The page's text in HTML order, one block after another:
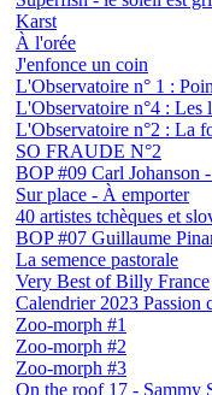
Karst
À l'orée
J'enfonce un coin
L'Observatoire n° 1 :
L'Observatoire n°4 : Les
L'Observatoire n°2 : La
SO FRAUDE N°2
BOP #09 Carl Johanson
Sur place - À emporter
40 artistes tchèques et
BOP #07 Guillaume
La semence pastorale
Very Best of Billy France
Calendrier 2023 Passion
Zoo-morph #1
Zoo-morph #2
Zoo-morph #3
On the roof 17 - Sammy